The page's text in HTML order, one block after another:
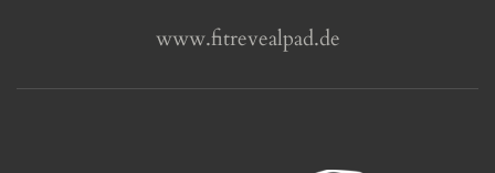
www.fitrevealpad.de